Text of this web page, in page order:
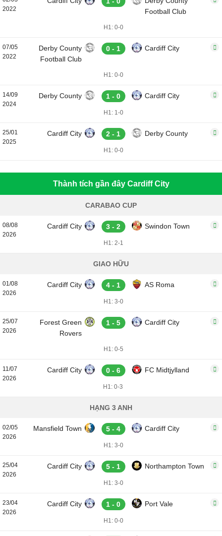
2022
Football Club
H1: 0-0
07/05
2022
Derby County
Football Club
0 - 1 Cardiff City
H1: 0-0
14/09
2024
Derby County 1 - 0 Cardiff City
H1: 1-0
25/01
2025
Cardiff City 2 - 1 Derby County
H1: 0-0
Thành tích gần đây Cardiff City
CARABAO CUP
08/08
2026
Cardiff City 3 - 2 Swindon Town
H1: 2-1
GIAO HỮU
01/08
2026
Cardiff City 4 - 1 AS Roma
H1: 3-0
25/07
2026
Forest Green
Rovers
1 - 5 Cardiff City
H1: 0-5
11/07
2026
Cardiff City 0 - 6 FC Midtjylland
H1: 0-3
HẠNG 3 ANH
02/05
2026
Mansfield Town 5 - 4 Cardiff City
H1: 3-0
25/04
2026
Cardiff City 5 - 1 Northampton Town
H1: 3-0
23/04
2026
Cardiff City 1 - 0 Port Vale
H1: 0-0